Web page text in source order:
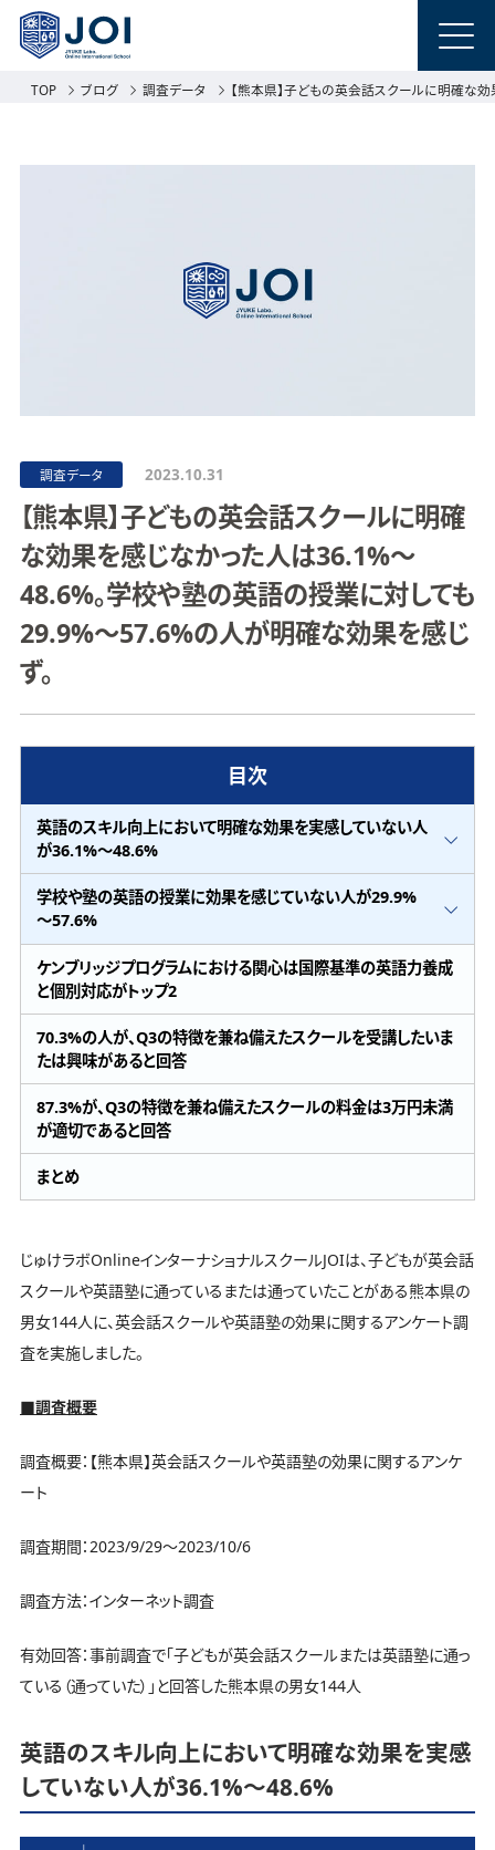
TOP ブログ 調査データ 【熊本県】子どもの英会話スクールに明確な
調査データ 2023.10.31
【熊本県】子どもの英会話スクールに明確
な効果を感じなかった人は36.1%～
48.6%。学校や塾の英語の授業に対しても
29.9%～57.6%の人が明確な効果を感じ
ず。
目次
英語のスキル向上において明確な効果を実感していない人
が36.1%～48.6%
学校や塾の英語の授業に効果を感じていない人が29.9%
～57.6%
ケンブリッジプログラムにおける関心は国際基準の英語力養成
と個別対応がトップ2
70.3%の人が、Q3の特徴を兼ね備えたスクールを受講したいま
たは興味があると回答
87.3%が、Q3の特徴を兼ね備えたスクールの料金は3万円未満
が適切であると回答
まとめ
じゅけラボOnlineインターナショナルスクールJOIは、子どもが英会話
スクールや英語塾に通っているまたは通っていたことがある熊本県の
男女144人に、英会話スクールや英語塾の効果に関するアンケート調
査を実施しました。
■調査概要
調査概要：【熊本県】英会話スクールや英語塾の効果に関するアンケ
ート
調査期間：2023/9/29～2023/10/6
調査方法：インターネット調査
有効回答：事前調査で「子どもが英会話スクールまたは英語塾に通っ
ている（通っていた）」と回答した熊本県の男女144人
英語のスキル向上において明確な効果を実感
していない人が36.1%～48.6%